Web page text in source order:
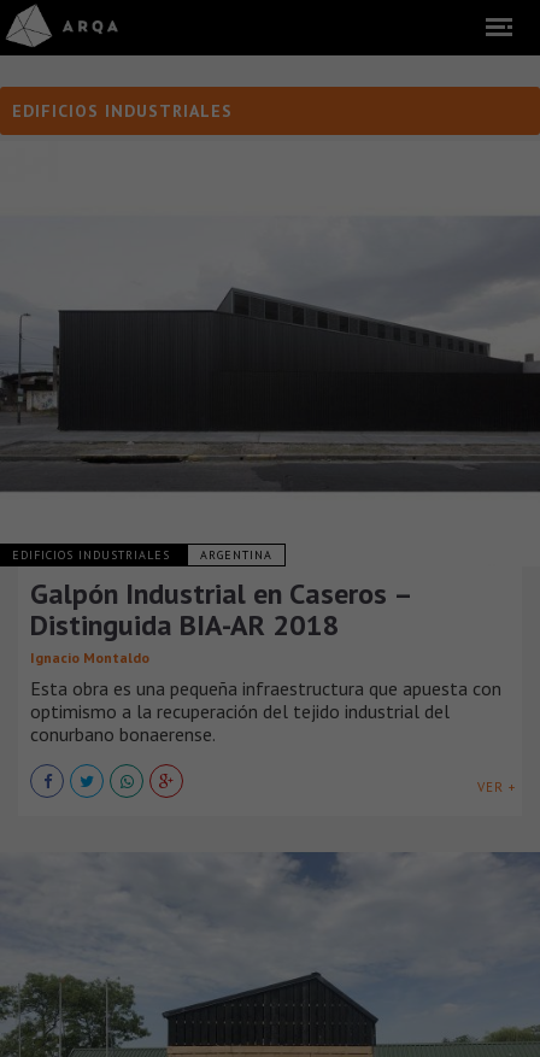
EDIFICIOS INDUSTRIALES
EDIFICIOS INDUSTRIALES ARGENTINA
Galpón Industrial en Caseros –
Distinguida BIA-AR 2018
Ignacio Montaldo
Esta obra es una pequeña infraestructura que apuesta con
optimismo a la recuperación del tejido industrial del
conurbano bonaerense.
VER +